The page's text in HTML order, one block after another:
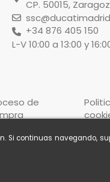
Si continuas navegando,
CP. 50015,
+34 876 405 150
L-V 10:00 a 13:00 y
de